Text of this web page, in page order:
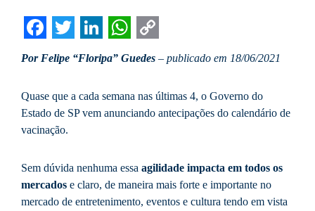
Facebook
Twitter
LinkedIn
WhatsApp
Copy
Link
Por Felipe “Floripa” Guedes – publicado em 18/06/2021
Quase que a cada semana nas últimas 4, o Governo do
Estado de SP vem anunciando antecipações do calendário de
vacinação.
Sem dúvida nenhuma essa agilidade impacta em todos os
mercados e claro, de maneira mais forte e importante no
mercado de entretenimento, eventos e cultura tendo em vista